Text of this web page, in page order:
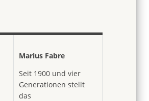
Marius Fabre
Seit 1900 und vier
Generationen stellt
das